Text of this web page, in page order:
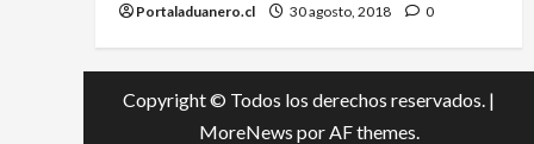
Portaladuanero.cl 30 agosto, 2018 0
Copyright © Todos los derechos reservados. |
MoreNews por AF themes.